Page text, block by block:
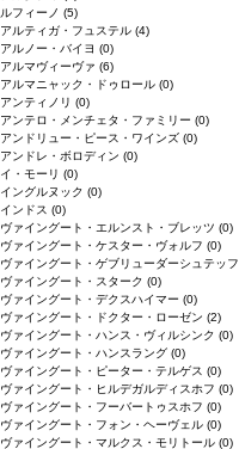
ルフィーノ (5)
アルティガ・フュステル (4)
アルノー・バイヨ (0)
アルマヴィーヴァ (6)
アルマニャック・ドゥロール (0)
アンティノリ (0)
アンテロ・メンチェタ・ファミリー (0)
アンドリュー・ピース・ワインズ (0)
アンドレ・ボロディン (0)
イ・モーリ (0)
イングルヌック (0)
インドス (0)
ヴァイングート・エルンスト・ブレッツ (0)
ヴァイングート・ケスター・ヴォルフ (0)
ヴァイングート・ゲブリューダーシュテッフ
ヴァイングート・スターク (0)
ヴァイングート・デクスハイマー (0)
ヴァイングート・ドクター・ローゼン (2)
ヴァイングート・ハンス・ヴィルシンク (0)
ヴァイングート・ハンスラング (0)
ヴァイングート・ピーター・テルゲス (0)
ヴァイングート・ヒルデガルディスホフ (0)
ヴァイングート・フーバートゥスホフ (0)
ヴァイングート・フォン・ヘーヴェル (0)
ヴァイングート・マルクス・モリトール (0)